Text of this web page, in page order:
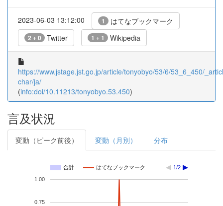
2023-06-03 13:12:00 1 はてなブックマーク
2 + 0 Twitter 1 + 1 Wikipedia
https://www.jstage.jst.go.jp/article/tonyobyo/53/6/53_6_450/
char/ja/
(info:doi/10.11213/tonyobyo.53.450)
言及状況
変動（ピーク前後） 変動（月別） 分布
合計 はてなブックマーク 1/2
0.75
1.00